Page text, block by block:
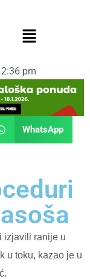
pm
WhatsApp
izjavili ranije u
u toku, kazao je u